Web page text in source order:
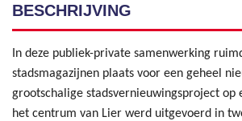
BESCHRIJVING
In deze publiek-private samenwerking
stadsmagazijnen plaats voor een geheel
grootschalige stadsvernieuwingsproject op
het centrum van Lier werd uitgevoerd in